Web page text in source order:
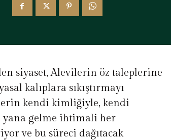
siyaset, Alevilerin öz taleplerine
kalıplara sıkıştırmayı
kendi kimliğiyle, kendi
yana gelme ihtimali her
ve bu süreci dağıtacak